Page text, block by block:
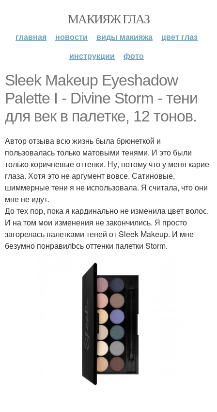
МАКИЯЖ ГЛАЗ
главная новости виды макияжа
цвет глаз
инструкции
фото
Sleek Makeup Eyeshadow
Palette I - Divine Storm - тени
для век в палетке, 12 тонов.
Автор отзыва всю жизнь была брюнеткой и
пользовалась только матовыми тенями. И это были
только коричневые оттенки. Ну, потому что у меня карие
глаза. Хотя это не аргумент вовсе. Сатиновые,
шиммерные тени я не использовала. Я считала, что они
мне не идут.
До тех пор, пока я кардинально не изменила цвет волос.
И на том мои изменения не закончились. Я просто
загорелась палетками теней от Sleek Makeup. И мне
безумно понравилbсь оттенки палетки Storm.